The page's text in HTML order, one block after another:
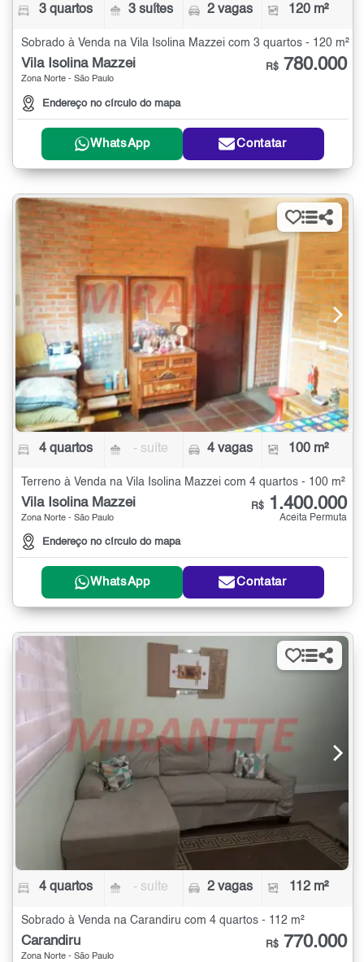
3 quartos 3 suítes 2 vagas 120 m²
Sobrado à Venda na Vila Isolina Mazzei com 3 quartos - 120 m²
Vila Isolina Mazzei
Zona Norte - São Paulo
Endereço no círculo do mapa
R$ 780.000
WhatsApp Contatar
4 quartos - suíte 4 vagas 100 m²
Terreno à Venda na Vila Isolina Mazzei com 4 quartos - 100 m²
Vila Isolina Mazzei
Zona Norte - São Paulo
Endereço no círculo do mapa
R$ 1.400.000
Aceita Permuta
WhatsApp Contatar
4 quartos - suíte 2 vagas 112 m²
Sobrado à Venda na Carandiru com 4 quartos - 112 m²
Carandiru
Zona Norte - São Paulo
R$ 770.000